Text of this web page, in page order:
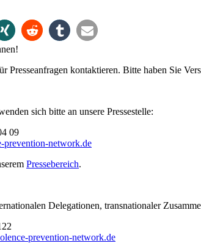
Presseanfragen kontaktieren. Bitte haben Sie
sich bitte an unsere Pressestelle:
09
prevention-network.de
Pressebereich.
Delegationen, transnationaler
prevention-network.de